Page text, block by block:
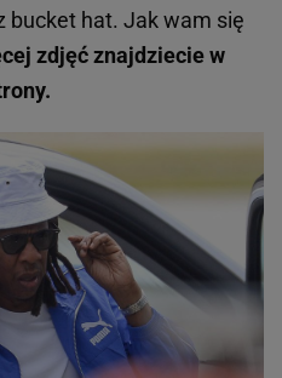
bucket hat. Jak wam się
zdjęć znajdziecie w